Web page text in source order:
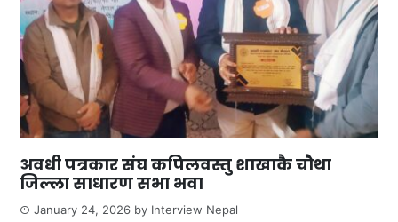
अवधी पत्रकार संघ कपिलवस्तु शाखाकै चौथा
जिल्ला साधारण सभा भवा
January 24, 2026 by Interview Nepal